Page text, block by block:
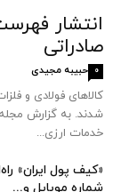
انتشار
صادراتی
حبیبه مجیدی 0
شدند. به گزارش
خدمات ارزی...
«کیف پول ایران»
شماره موبایل و...